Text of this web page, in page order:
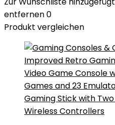
entfernen0
Produkt vergleichen